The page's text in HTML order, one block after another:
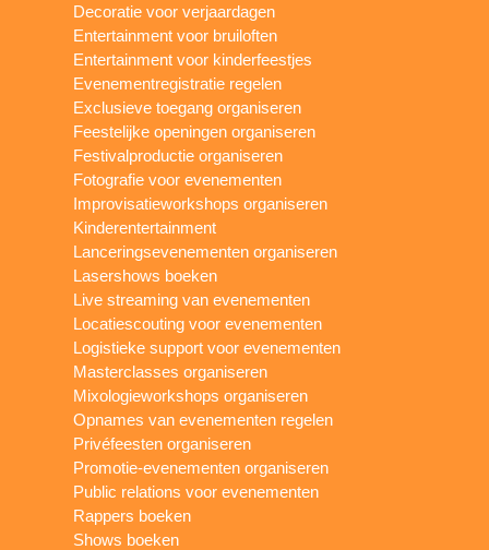
Decoratie voor verjaardagen
Entertainment voor bruiloften
Entertainment voor kinderfeestjes
Evenementregistratie regelen
Exclusieve toegang organiseren
Feestelijke openingen organiseren
Festivalproductie organiseren
Fotografie voor evenementen
Improvisatieworkshops organiseren
Kinderentertainment
Lanceringsevenementen organiseren
Lasershows boeken
Live streaming van evenementen
Locatiescouting voor evenementen
Logistieke support voor evenementen
Masterclasses organiseren
Mixologieworkshops organiseren
Opnames van evenementen regelen
Privéfeesten organiseren
Promotie-evenementen organiseren
Public relations voor evenementen
Rappers boeken
Shows boeken